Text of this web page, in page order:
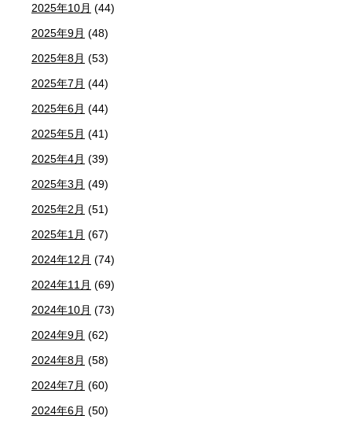
2025年10月 (44)
2025年9月 (48)
2025年8月 (53)
2025年7月 (44)
2025年6月 (44)
2025年5月 (41)
2025年4月 (39)
2025年3月 (49)
2025年2月 (51)
2025年1月 (67)
2024年12月 (74)
2024年11月 (69)
2024年10月 (73)
2024年9月 (62)
2024年8月 (58)
2024年7月 (60)
2024年6月 (50)